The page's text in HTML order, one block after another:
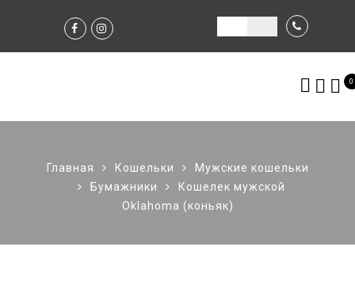
0
Главная Кошельки
Мужские кошельки
Бумажники
Кошелек мужской
Oklahoma (коньяк)